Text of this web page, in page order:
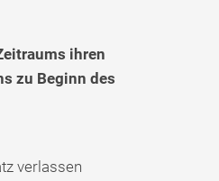
ihren
zu Beginn des
verlassen